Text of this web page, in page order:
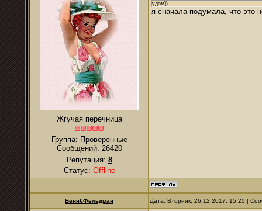
Жгучая перечница
Группа: Проверенные
Сообщений: 26420
Репутация: 8
Статус: Offline
удом))
я сначала подумала, что это
Беня€Фельдман Дата: Вторник, 26.12.2017, 15:20 |